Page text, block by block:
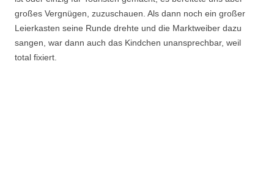
großes Vergnügen, zuzuschauen. Als dann noch ein großer
Leierkasten seine Runde drehte und die Marktweiber dazu
sangen, war dann auch das Kindchen unansprechbar, weil
total fixiert.